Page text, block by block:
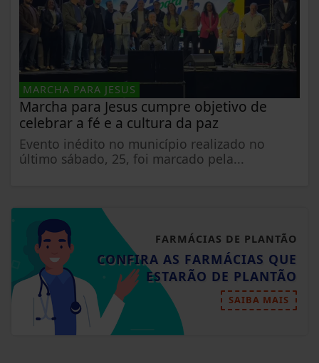
MARCHA PARA JESUS
Marcha para Jesus cumpre objetivo de
celebrar a fé e a cultura da paz
Evento inédito no município realizado no
último sábado, 25, foi marcado pela...
FARMÁCIAS DE PLANTÃO
CONFIRA AS FARMÁCIAS QUE
ESTARÃO DE PLANTÃO
SAIBA MAIS